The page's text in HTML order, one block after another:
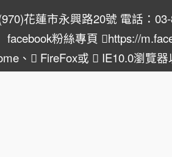
花蓮市永興路20號 電話：
facebook粉絲專頁
https://
、 FireFox或 IE10.0瀏覽